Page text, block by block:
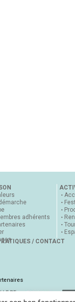
adhérents
/ CONTACT